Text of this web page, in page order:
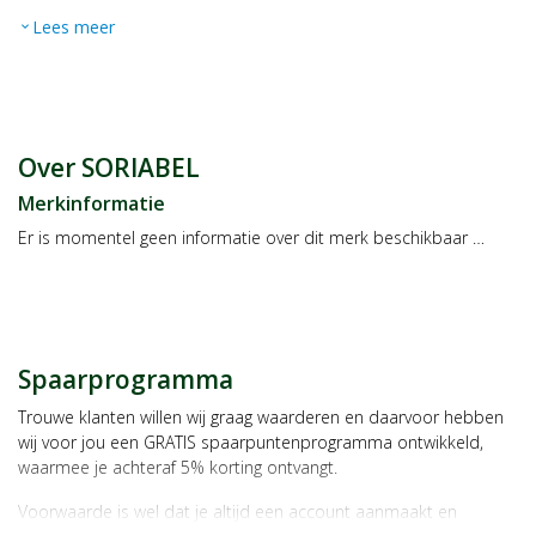
expand_more Lees meer
Over SORIABEL
Merkinformatie
Er is momentel geen informatie over dit merk beschikbaar …
Spaarprogramma
Trouwe klanten willen wij graag waarderen en daarvoor hebben
wij voor jou een GRATIS spaarpuntenprogramma ontwikkeld,
waarmee je achteraf 5% korting ontvangt.
Voorwaarde is wel dat je altijd een account aanmaakt en